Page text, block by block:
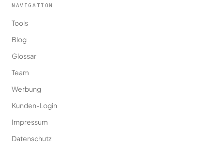
NAVIGATION
Tools
Blog
Glossar
Team
Werbung
Kunden-Login
Impressum
Datenschutz